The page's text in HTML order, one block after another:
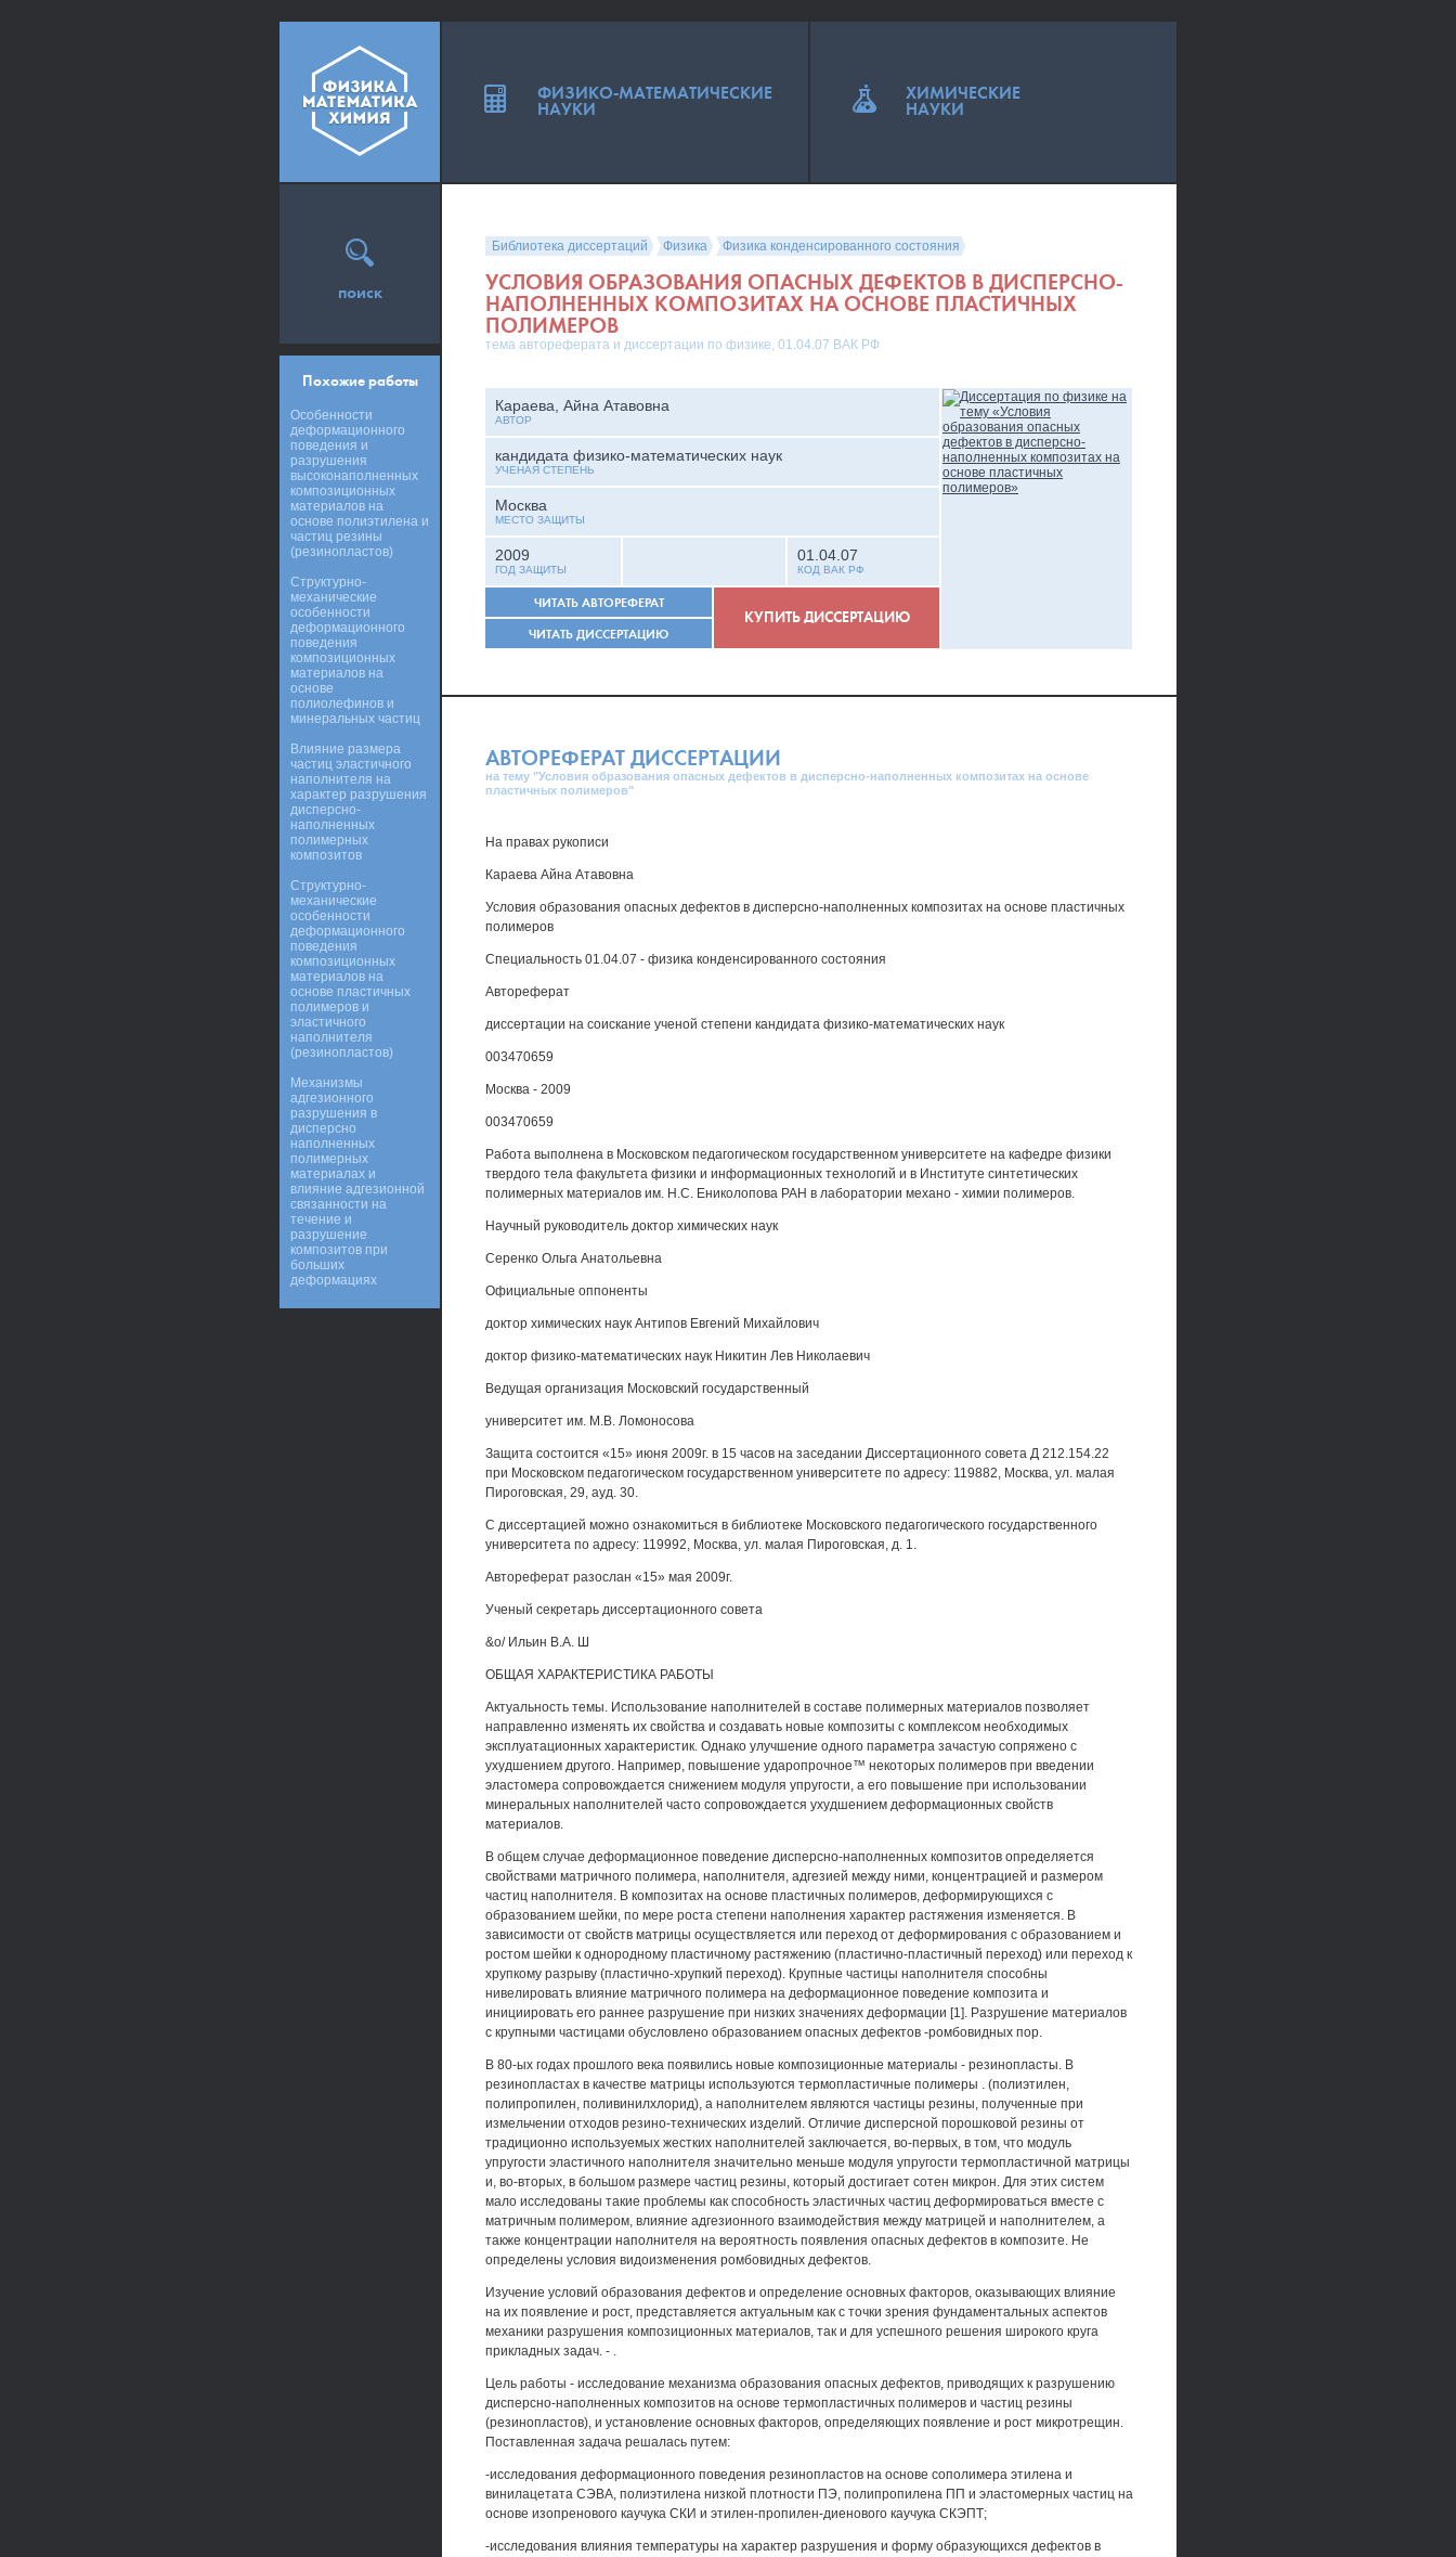
Библиотека диссертаций Физика Физика конденсированного состояния
УСЛОВИЯ ОБРАЗОВАНИЯ ОПАСНЫХ ДЕФЕКТОВ В ДИСПЕРСНО-
НАПОЛНЕННЫХ КОМПОЗИТАХ НА ОСНОВЕ ПЛАСТИЧНЫХ
ПОЛИМЕРОВ
тема автореферата и диссертации по физике, 01.04.07 ВАК РФ
Караева, Айна Атавовна
АВТОР
кандидата физико-математических наук
УЧЕНАЯ СТЕПЕНЬ
Москва
МЕСТО ЗАЩИТЫ
2009
ГОД ЗАЩИТЫ
01.04.07
КОД ВАК РФ
ЧИТАТЬ АВТОРЕФЕРАТ
ЧИТАТЬ ДИССЕРТАЦИЮ
КУПИТЬ ДИССЕРТАЦИЮ
АВТОРЕФЕРАТ ДИССЕРТАЦИИ
на тему "Условия образования опасных дефектов в дисперсно-наполненных композитах на основе
пластичных полимеров"
На правах рукописи
Караева Айна Атавовна
Условия образования опасных дефектов в дисперсно-наполненных композитах на основе пластичных
полимеров
Специальность 01.04.07 - физика конденсированного состояния
Автореферат
диссертации на соискание ученой степени кандидата физико-математических наук
003470659
Москва - 2009
003470659
Работа выполнена в Московском педагогическом государственном университете на кафедре физики
твердого тела факультета физики и информационных технологий и в Институте синтетических
полимерных материалов им. Н.С. Ениколопова РАН в лаборатории механо - химии полимеров.
Научный руководитель доктор химических наук
Серенко Ольга Анатольевна
Официальные оппоненты
доктор химических наук Антипов Евгений Михайлович
доктор физико-математических наук Никитин Лев Николаевич
Ведущая организация Московский государственный
университет им. М.В. Ломоносова
Защита состоится «15» июня 2009г. в 15 часов на заседании Диссертационного совета Д 212.154.22
при Московском педагогическом государственном университете по адресу: 119882, Москва, ул. малая
Пироговская, 29, ауд. 30.
С диссертацией можно ознакомиться в библиотеке Московского педагогического государственного
университета по адресу: 119992, Москва, ул. малая Пироговская, д. 1.
Автореферат разослан «15» мая 2009г.
Ученый секретарь диссертационного совета
&о/ Ильин В.А. Ш
ОБЩАЯ ХАРАКТЕРИСТИКА РАБОТЫ
Актуальность темы. Использование наполнителей в составе полимерных материалов позволяет
направленно изменять их свойства и создавать новые композиты с комплексом необходимых
эксплуатационных характеристик. Однако улучшение одного параметра зачастую сопряжено с
ухудшением другого. Например, повышение ударопрочное™ некоторых полимеров при введении
эластомера сопровождается снижением модуля упругости, а его повышение при использовании
минеральных наполнителей часто сопровождается ухудшением деформационных свойств
материалов.
В общем случае деформационное поведение дисперсно-наполненных композитов определяется
свойствами матричного полимера, наполнителя, адгезией между ними, концентрацией и размером
частиц наполнителя. В композитах на основе пластичных полимеров, деформирующихся с
образованием шейки, по мере роста степени наполнения характер растяжения изменяется. В
зависимости от свойств матрицы осуществляется или переход от деформирования с образованием и
ростом шейки к однородному пластичному растяжению (пластично-пластичный переход) или переход к
хрупкому разрыву (пластично-хрупкий переход). Крупные частицы наполнителя способны
нивелировать влияние матричного полимера на деформационное поведение композита и
инициировать его раннее разрушение при низких значениях деформации [1]. Разрушение материалов
с крупными частицами обусловлено образованием опасных дефектов -ромбовидных пор.
В 80-ых годах прошлого века появились новые композиционные материалы - резинопласты. В
резинопластах в качестве матрицы используются термопластичные полимеры . (полиэтилен,
полипропилен, поливинилхлорид), а наполнителем являются частицы резины, полученные при
измельчении отходов резино-технических изделий. Отличие дисперсной порошковой резины от
традиционно используемых жестких наполнителей заключается, во-первых, в том, что модуль
упругости эластичного наполнителя значительно меньше модуля упругости термопластичной матрицы
и, во-вторых, в большом размере частиц резины, который достигает сотен микрон. Для этих систем
мало исследованы такие проблемы как способность эластичных частиц деформироваться вместе с
матричным полимером, влияние адгезионного взаимодействия между матрицей и наполнителем, а
также концентрации наполнителя на вероятность появления опасных дефектов в композите. Не
определены условия видоизменения ромбовидных дефектов.
Изучение условий образования дефектов и определение основных факторов, оказывающих влияние
на их появление и рост, представляется актуальным как с точки зрения фундаментальных аспектов
механики разрушения композиционных материалов, так и для успешного решения широкого круга
прикладных задач. - .
Цель работы - исследование механизма образования опасных дефектов, приводящих к разрушению
дисперсно-наполненных композитов на основе термопластичных полимеров и частиц резины
(резинопластов), и установление основных факторов, определяющих появление и рост микротрещин.
Поставленная задача решалась путем:
-исследования деформационного поведения резинопластов на основе сополимера этилена и
винилацетата СЭВА, полиэтилена низкой плотности ПЭ, полипропилена ПП и эластомерных частиц на
основе изопренового каучука СКИ и этилен-пропилен-диенового каучука СКЭПТ;
-исследования влияния температуры на характер разрушения и форму образующихся дефектов в
поиск
Похожие работы
Особенности
деформационного
поведения и
разрушения
высоконаполненных
композиционных
материалов на
основе полиэтилена и
частиц резины
(резинопластов)
Структурно-
механические
особенности
деформационного
поведения
композиционных
материалов на
основе
полиолефинов и
минеральных частиц
Влияние размера
частиц эластичного
наполнителя на
характер разрушения
дисперсно-
наполненных
полимерных
композитов
Структурно-
механические
особенности
деформационного
поведения
композиционных
материалов на
основе пластичных
полимеров и
эластичного
наполнителя
(резинопластов)
Механизмы
адгезионного
разрушения в
дисперсно
наполненных
полимерных
материалах и
влияние адгезионной
связанности на
течение и
разрушение
композитов при
больших
деформациях
ФИЗИКО-МАТЕМАТИЧЕСКИЕ
НАУКИ
ХИМИЧЕСКИЕ
НАУКИ